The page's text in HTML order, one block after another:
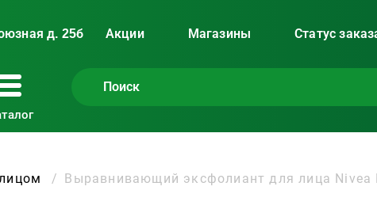
д. 25б Акции Магазины Статус
Выравнивающий эксфолиант для лица Nivea